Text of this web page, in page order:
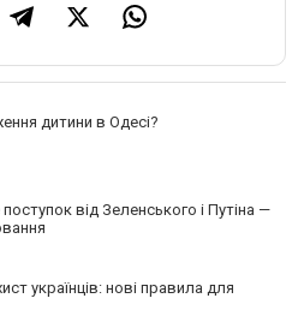
дитини в Одесі?
від Зеленського і Путіна —
українців: нові правила для